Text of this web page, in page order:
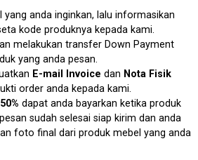
yang anda inginkan, lalu informasikan
kode produknya kepada kami.
melakukan transfer Down Payment
yang anda pesan.
E-mail Invoice dan Nota Fisik
order anda kepada kami.
50% dapat anda bayarkan ketika produk
sudah selesai siap kirim dan anda
foto final dari produk mebel yang anda